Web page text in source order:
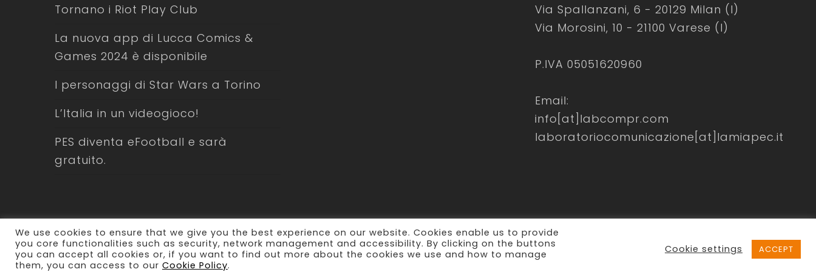
Tornano i Riot Play Club
La nuova app di Lucca Comics &
Games 2024 è disponibile
I personaggi di Star Wars a Torino
L’Italia in un videogioco!
PES diventa eFootball e sarà
gratuito.
Via Spallanzani, 6 - 20129 Milan (I)
Via Morosini, 10 - 21100 Varese (I)
P.IVA 05051620960
Email:
info[at]labcompr.com
laboratoriocomunicazione[at]lamiapec.it
© 2026 Laboratorio Comunicazione. All Rights Reserved -Privacy
Policy
We use cookies to ensure that we give you the best experience on our website. Cookies enable us to provide
you core functionalities such as security, network management and accessibility. By clicking on the buttons
you can accept all cookies or, if you want to find out more about the cookies we use and how to manage
them, you can access to our Cookie Policy.
Cookie settings ACCEPT